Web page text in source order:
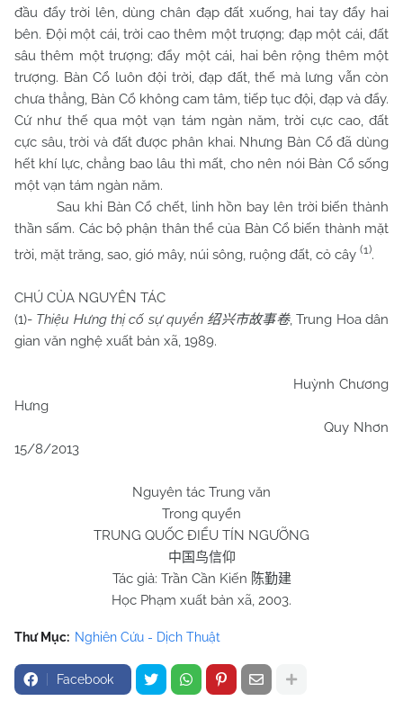
đầu đẩy trời lên, dùng chân đạp đất xuống, hai tay đẩy hai
bên. Đội một cái, trời cao thêm một trượng; đạp một cái, đất
sâu thêm một trượng; đẩy một cái, hai bên rộng thêm một
trượng. Bàn Cổ luôn đội trời, đạp đất, thế mà lưng vẫn còn
chưa thẳng, Bàn Cổ không cam tâm, tiếp tục đội, đạp và đẩy.
Cứ như thế qua một vạn tám ngàn năm, trời cực cao, đất
cực sâu, trời và đất được phân khai. Nhưng Bàn Cổ đã dùng
hết khí lực, chẳng bao lâu thì mất, cho nên nói Bàn Cổ sống
một vạn tám ngàn năm.
Sau khi Bàn Cổ chết, linh hồn bay lên trời biến thành
thần sấm. Các bộ phận thân thể của Bàn Cổ biến thành mặt
trời, mặt trăng, sao, gió mây, núi sông, ruộng đất, cỏ cây (1).
CHÚ CỦA NGUYÊN TÁC
(1)- Thiệu Hưng thị cố sự quyển绍兴市故事卷, Trung Hoa dân
gian văn nghệ xuất bản xã, 1989.
Huỳnh Chương
Hưng
Quy Nhơn
15/8/2013
Nguyên tác Trung văn
Trong quyển
TRUNG QUỐC ĐIỂU TÍN NGƯỠNG
中国鸟信仰
Tác giả: Trần Cần Kiến 陈勤建
Học Phạm xuất bản xã, 2003.
Thư Mục: Nghiên Cứu - Dịch Thuật
Facebook